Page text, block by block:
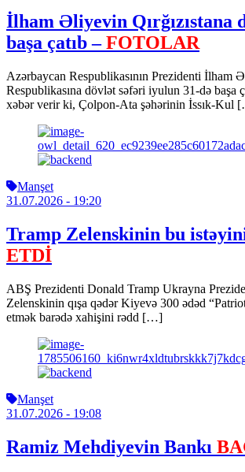
İlham Əliyevin Qırğızıstana
başa çatıb –FOTOLAR
Azərbaycan Respublikasının Prezidenti İlham
Respublikasına dövlət səfəri iyulun 31-də başa
xəbər verir ki, Çolpon-Ata şəhərinin İssık-Kul
Manşet
31.07.2026 - 19:20
Tramp Zelenskinin bu
ETDİ
ABŞ Prezidenti Donald Tramp Ukrayna
Zelenskinin qışa qədər Kiyevə 300 ədəd
etmək barədə xahişini rədd […]
Manşet
31.07.2026 - 19:08
Ramiz Mehdiyevin Bankı